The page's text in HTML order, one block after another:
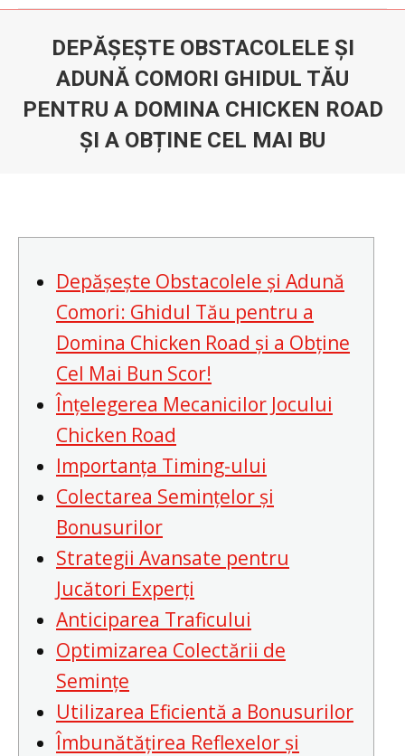
DEPĂȘEȘTE OBSTACOLELE ȘI
ADUNĂ COMORI GHIDUL TĂU
PENTRU A DOMINA CHICKEN ROAD
ȘI A OBȚINE CEL MAI BU
Depășește Obstacolele și Adună
Comori: Ghidul Tău pentru a
Domina Chicken Road și a Obține
Cel Mai Bun Scor!
Înțelegerea Mecanicilor Jocului
Chicken Road
Importanța Timing-ului
Colectarea Semințelor și
Bonusurilor
Strategii Avansate pentru
Jucători Experți
Anticiparea Traficului
Optimizarea Colectării de
Semințe
Utilizarea Eficientă a Bonusurilor
Îmbunătățirea Reflexelor și